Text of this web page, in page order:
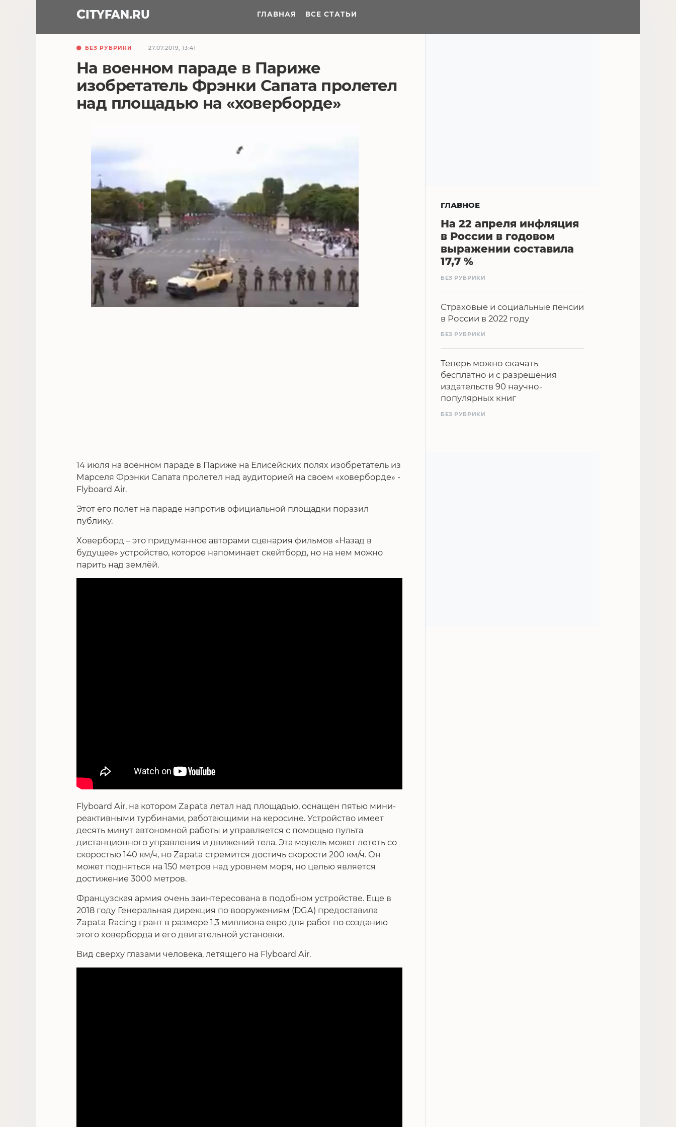
CITYFAN.RU ГЛАВНАЯ ВСЕ СТАТЬИ
БЕЗ РУБРИКИ 27.07.2019, 13:41
На военном параде в Париже
изобретатель Фрэнки Сапата пролетел
над площадью на «ховерборде»
14 июля на военном параде в Париже на Елисейских полях изобретатель из
Марселя Фрэнки Сапата пролетел над аудиторией на своем «ховерборде» -
Flyboard Air.
Этот его полет на параде напротив официальной площадки поразил
публику.
Ховерборд – это придуманное авторами сценария фильмов «Назад в
будущее» устройство, которое напоминает скейтборд, но на нем можно
парить над землёй.
Flyboard Air, на котором Zapata летал над площадью, оснащен пятью мини-
реактивными турбинами, работающими на керосине. Устройство имеет
десять минут автономной работы и управляется с помощью пульта
дистанционного управления и движений тела. Эта модель может лететь со
скоростью 140 км/ч, но Zapata стремится достичь скорости 200 км/ч. Он
может подняться на 150 метров над уровнем моря, но целью является
достижение 3000 метров.
Французская армия очень заинтересована в подобном устройстве. Еще в
2018 году Генеральная дирекция по вооружениям (DGA) предоставила
Zapata Racing грант в размере 1,3 миллиона евро для работ по созданию
этого ховерборда и его двигательной установки.
Вид сверху глазами человека, летящего на Flyboard Air.
ГЛАВНОЕ
На 22 апреля инфляция
в России в годовом
выражении составила
17,7 %
БЕЗ РУБРИКИ
Страховые и социальные пенсии
в России в 2022 году
БЕЗ РУБРИКИ
Теперь можно скачать
бесплатно и с разрешения
издательств 90 научно-
популярных книг
БЕЗ РУБРИКИ